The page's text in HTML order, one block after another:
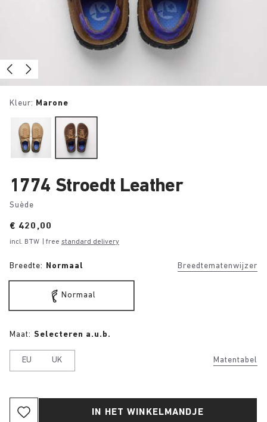
Kleur: Marone
1774 Stroedt Leather
Suède
Price:
€ 420,00
incl. BTW | free standard delivery
Breedte: Normaal Breedtematenwijzer
Normaal
Matentabel
Maat: Selecteren a.u.b.
EU UK
IN HET WINKELMANDJE